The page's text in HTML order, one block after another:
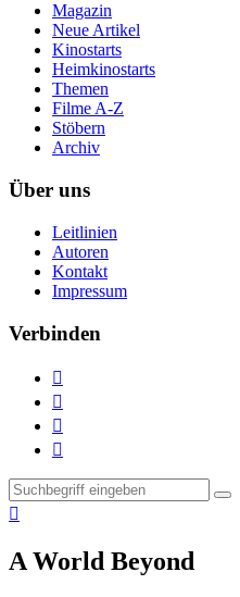
Magazin
Neue Artikel
Kinostarts
Heimkinostarts
Themen
Filme A-Z
Stöbern
Archiv
Über uns
Leitlinien
Autoren
Kontakt
Impressum
Verbinden





A World Beyond